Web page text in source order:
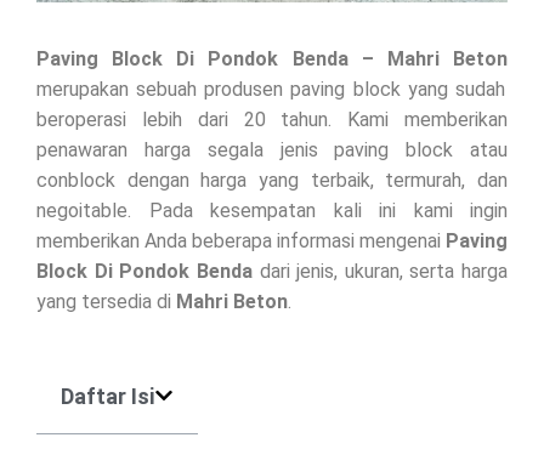
Paving Block Di Pondok Benda– Mahri Beton
merupakan sebuah produsen paving block yang sudah
beroperasi lebih dari 20 tahun. Kami memberikan
penawaran harga segala jenis paving block atau
conblock dengan harga yang terbaik, termurah, dan
negoitable. Pada kesempatan kali ini kami ingin
memberikan Anda beberapa informasi mengenai Paving
Block Di Pondok Benda dari jenis, ukuran, serta harga
yang tersedia di Mahri Beton.
Daftar Isi